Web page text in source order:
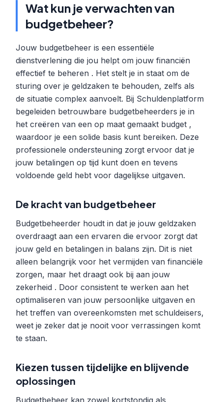
Wat kun je verwachten van
budgetbeheer?
Jouw budgetbeheer is een essentiële
dienstverlening die jou helpt om jouw financiën
effectief te beheren . Het stelt je in staat om de
sturing over je geldzaken te behouden, zelfs als
de situatie complex aanvoelt. Bij Schuldenplatform
begeleiden betrouwbare budgetbeheerders je in
het creëren van een op maat gemaakt budget ,
waardoor je een solide basis kunt bereiken. Deze
professionele ondersteuning zorgt ervoor dat je
jouw betalingen op tijd kunt doen en tevens
voldoende geld hebt voor dagelijkse uitgaven.
De kracht van budgetbeheer
Budgetbeheerder houdt in dat je jouw geldzaken
overdraagt aan een ervaren die ervoor zorgt dat
jouw geld en betalingen in balans zijn. Dit is niet
alleen belangrijk voor het vermijden van financiële
zorgen, maar het draagt ook bij aan jouw
zekerheid . Door consistent te werken aan het
optimaliseren van jouw persoonlijke uitgaven en
het treffen van overeenkomsten met schuldeisers,
weet je zeker dat je nooit voor verrassingen komt
te staan.
Kiezen tussen tijdelijke en blijvende
oplossingen
Budgetbeheer kan zowel kortstondig als